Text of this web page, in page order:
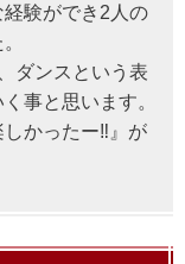
験ができ2人の
ダンスという表
事と思います。
かったー‼︎』が